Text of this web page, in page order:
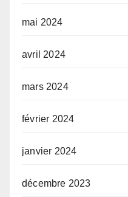
mai 2024
avril 2024
mars 2024
février 2024
janvier 2024
décembre 2023